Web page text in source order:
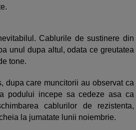
Cablurile de sustinere din
unul dupa altul, odata ce greutatea
tone.
dupa care muncitorii au observat ca
podului incepe sa cedeze asa ca
cablurilor de rezistenta,
la jumatate lunii noiembrie.